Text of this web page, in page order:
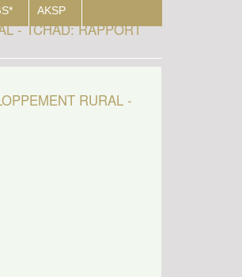
AKSP
- TCHAD: RAPPORT
RURAL -